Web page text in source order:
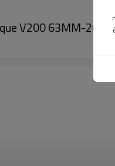
V200 63MM-